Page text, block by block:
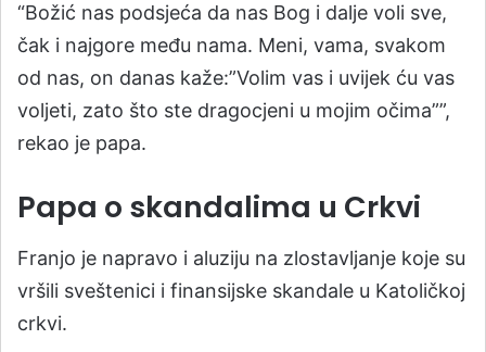
“Božić nas podsjeća da nas Bog i dalje voli sve,
čak i najgore među nama. Meni, vama, svakom
od nas, on danas kaže:”Volim vas i uvijek ću vas
voljeti, zato što ste dragocjeni u mojim očima””,
rekao je papa.
Papa o skandalima u Crkvi
Franjo je napravo i aluziju na zlostavljanje koje su
vršili sveštenici i finansijske skandale u Katoličkoj
crkvi.